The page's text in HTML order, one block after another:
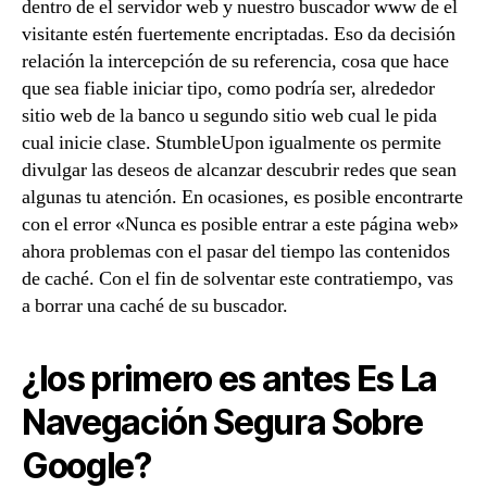
dentro de el servidor web y nuestro buscador www de el
visitante estén fuertemente encriptadas. Eso da decisión
relación la intercepción de su referencia, cosa que hace
que sea fiable iniciar tipo, como podrí­a ser, alrededor
sitio web de la banco u segundo sitio web cual le pida
cual inicie clase. StumbleUpon igualmente os permite
divulgar las deseos de alcanzar descubrir redes que sean
algunas tu atención. En ocasiones, es posible encontrarte
con el error «Nunca es posible entrar a este página web»
ahora problemas con el pasar del tiempo las contenidos
de caché. Con el fin de solventar este contratiempo, vas
a borrar una caché de su buscador.
¿los primero es antes Es La
Navegación Segura Sobre
Google?